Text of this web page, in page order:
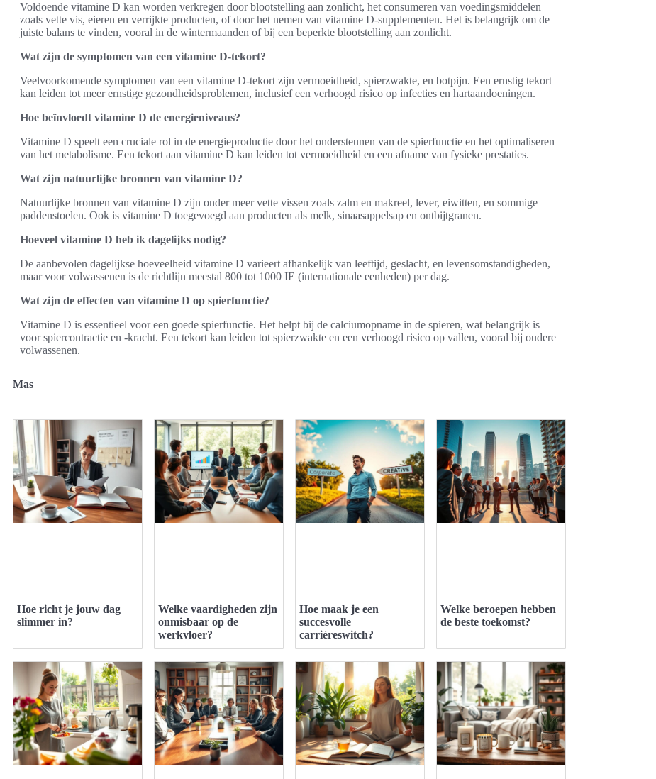
Voldoende vitamine D kan worden verkregen door blootstelling aan zonlicht, het consumeren van voedingsmiddelen
zoals vette vis, eieren en verrijkte producten, of door het nemen van vitamine D-supplementen. Het is belangrijk om de
juiste balans te vinden, vooral in de wintermaanden of bij een beperkte blootstelling aan zonlicht.
Wat zijn de symptomen van een vitamine D-tekort?
Veelvoorkomende symptomen van een vitamine D-tekort zijn vermoeidheid, spierzwakte, en botpijn. Een ernstig tekort
kan leiden tot meer ernstige gezondheidsproblemen, inclusief een verhoogd risico op infecties en hartaandoeningen.
Hoe beïnvloedt vitamine D de energieniveaus?
Vitamine D speelt een cruciale rol in de energieproductie door het ondersteunen van de spierfunctie en het optimaliseren
van het metabolisme. Een tekort aan vitamine D kan leiden tot vermoeidheid en een afname van fysieke prestaties.
Wat zijn natuurlijke bronnen van vitamine D?
Natuurlijke bronnen van vitamine D zijn onder meer vette vissen zoals zalm en makreel, lever, eiwitten, en sommige
paddenstoelen. Ook is vitamine D toegevoegd aan producten als melk, sinaasappelsap en ontbijtgranen.
Hoeveel vitamine D heb ik dagelijks nodig?
De aanbevolen dagelijkse hoeveelheid vitamine D varieert afhankelijk van leeftijd, geslacht, en levensomstandigheden,
maar voor volwassenen is de richtlijn meestal 800 tot 1000 IE (internationale eenheden) per dag.
Wat zijn de effecten van vitamine D op spierfunctie?
Vitamine D is essentieel voor een goede spierfunctie. Het helpt bij de calciumopname in de spieren, wat belangrijk is
voor spiercontractie en -kracht. Een tekort kan leiden tot spierzwakte en een verhoogd risico op vallen, vooral bij oudere
volwassenen.
Mas
Hoe richt je jouw dag
slimmer in?
Welke vaardigheden zijn
onmisbaar op de
werkvloer?
Hoe maak je een
succesvolle
carrièreswitch?
Welke beroepen hebben
de beste toekomst?